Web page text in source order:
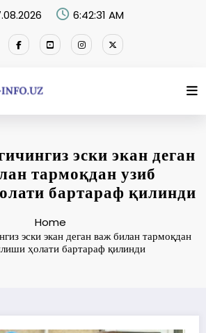
6:42:32 AM
эски экан деган
тармоқдан узиб
бартараф қилинди
Home
эски экан деган важ билан тармоқдан
ҳолати бартараф қилинди